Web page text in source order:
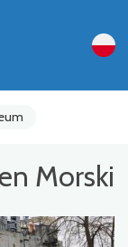
Morski